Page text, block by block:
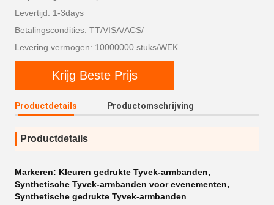
Levertijd: 1-3days
Betalingscondities: TT/VISA/ACS/
Levering vermogen: 10000000 stuks/WEK
Krijg Beste Prijs
Productdetails Productomschrijving
Productdetails
Markeren: Kleuren gedrukte Tyvek-armbanden,
Synthetische Tyvek-armbanden voor evenementen,
Synthetische gedrukte Tyvek-armbanden